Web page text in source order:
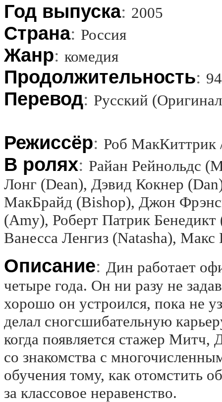
Год выпуска: 2005
Страна: Россия
Жанр: комедия
Продолжительность:
Перевод: Русский
Режиссёр: Роб
В ролях: Райан Рейнольдс
Лонг (Dean), Дэвид Кокнер
МакБрайд (Bishop), Джон
(Amy), Роберт Патрик
Ванесса Ленгиз (Natasha),
Описание: Дин работает
четыре года. Он ни разу не
хорошо он устроился, пока не
делал сногсшибательную
когда появляется стажер Митч,
со знакомства с
обучения тому, как отомстить
за классовое неравенство.